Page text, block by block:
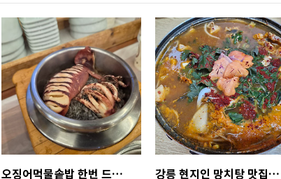
들고 놀았으니 몸을 정상으로
돌려 놓아야죠?망상해변 앞쪽
에 있는 동해약천온천실버타운
온천탕을 찾아 갑니다.지장수
온천이라고 하는 곳인데 시설도
괜찮고 경로할인도 많이 해 주
는 곳입니다.이 곳에서 몸과 마
음을 단정하게 만들고 속풀이
해장을 하러 묵호항으로 갑니
다.이 날 친구가 가려고 했던 집
서 찾아간 곳은 주문진 수산시
장 안에 있는 해송횟집입니다.
주문진 수산시장이라는 대형 간
판이 있는 골목으로 조금만 들
어가면 왼쪽에 보입니다.오른쪽
도 이 집이던데 오른쪽은 주방
이 자리하고 있는 것 같습니다.
바로 앞에 주문진해안주차타워
라는 대형 공영주차장이 있어
주차하기에도 편리하더군요.주
오징어먹물솥밥 한번 드셔보세요 / 고선생화덕생선구이 강릉본점 강릉 현지인 망치탕 맛집 / 강릉 남항진항 어촌식당